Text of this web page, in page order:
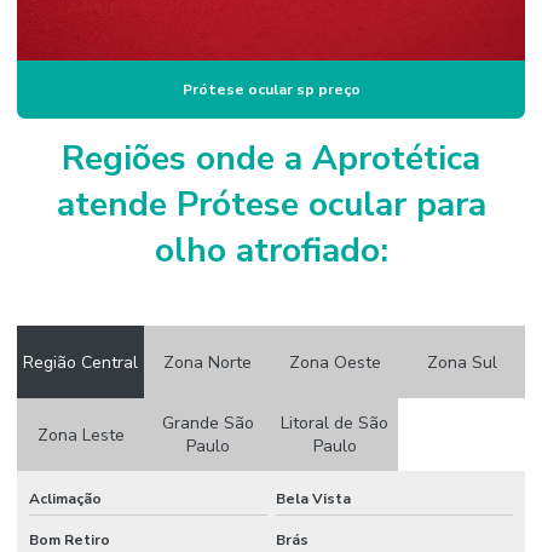
Prótese ocular sp preço
Regiões onde a Aprotética
atende Prótese ocular para
olho atrofiado:
Região Central Zona Norte Zona Oeste Zona Sul
Zona Leste
Grande São
Paulo
Litoral de São
Paulo
Aclimação Bela Vista
Bom Retiro Brás